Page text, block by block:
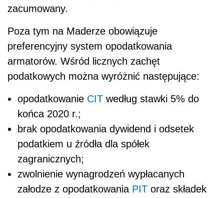
zacumowany.
Poza tym na Maderze obowiązuje
preferencyjny system opodatkowania
armatorów. Wśród licznych zachęt
podatkowych można wyróżnić następujące:
opodatkowanie CIT według stawki 5% do
końca 2020 r.;
brak opodatkowania dywidend i odsetek
podatkiem u źródła dla spółek
zagranicznych;
zwolnienie wynagrodzeń wypłacanych
załodze z opodatkowania PIT oraz składek